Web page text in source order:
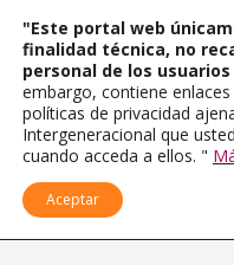
"Este portal web
finalidad técnica, no
personal de los
embargo, contiene
políticas de privacidad
Intergeneracional que
cuando acceda a ellos. "
Aceptar